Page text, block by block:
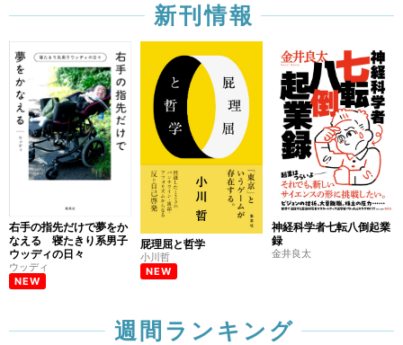
新刊情報
右手の指先だけで夢をか
なえる 寝たきり系男子
ウッディの日々
ウッディ
NEW
屁理屈と哲学
小川哲
NEW
神経科学者七転八倒起業
録
金井良太
週間ランキング